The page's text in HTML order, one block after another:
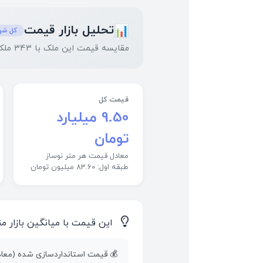
📊تحلیل بازار قیمت کل
مقایسه قیمت این ملک با 343 ملک مشابه در منطقه
قیمت کل
9.50 میلیارد
تومان
معادل قیمت هر متر نوساز
طبقه اول: 83.60 میلیون تومان
💡 این قیمت با میانگین
💰 قیمت استانداردسازی شده